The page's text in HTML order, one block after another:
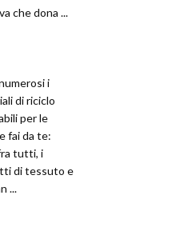
che dona ...
i
di riciclo
per le
fai da te:
tutti, i
di tessuto e
...